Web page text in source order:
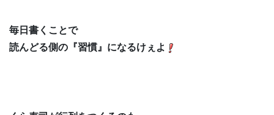
毎日書くことで
読んどる側の『習慣』になるけぇよ